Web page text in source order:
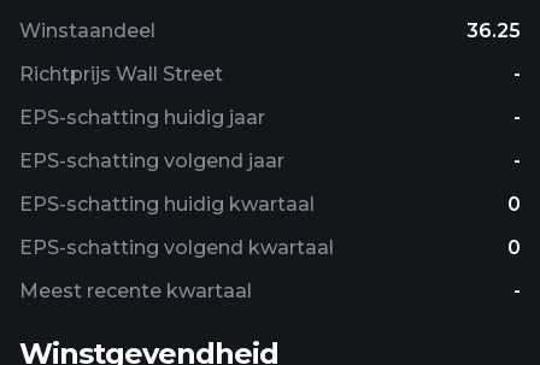
Winstaandeel
36.25
Richtprijs Wall Street
-
EPS-schatting huidig ​​jaar
-
EPS-schatting volgend jaar
-
EPS-schatting huidig ​​kwartaal
0
EPS-schatting volgend kwartaal
0
Meest recente kwartaal
-
Winstgevendheid